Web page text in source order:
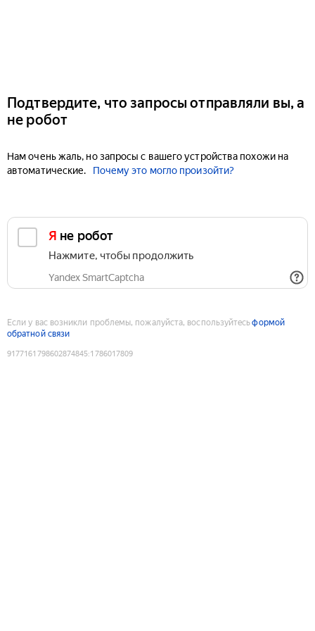
Подтвердите, что запросы отправляли вы, а
не робот
Нам очень жаль, но запросы с вашего устройства похожи на
автоматические.
Почему это могло произойти?
Я не робот
Нажмите, чтобы продолжить
Yandex SmartCaptcha
Если у вас возникли проблемы, пожалуйста, воспользуйтесьформой
обратной связи
9177161798602874845:1786017809